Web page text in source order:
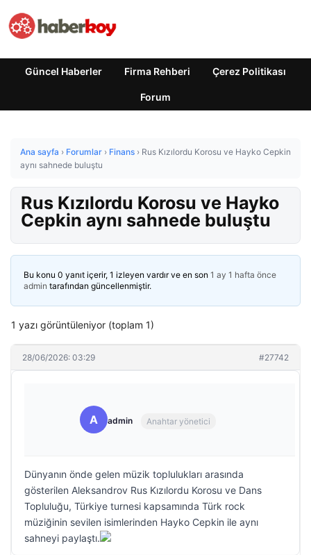
Güncel Haberler Firma Rehberi Çerez Politikası
Forum
Ana sayfa › Forumlar › Finans › Rus Kızılordu Korosu ve Hayko Cepkin
aynı sahnede buluştu
Rus Kızılordu Korosu ve Hayko
Cepkin aynı sahnede buluştu
Bu konu 0 yanıt içerir, 1 izleyen vardır ve en son 1 ay 1 hafta önce
admin tarafından güncellenmiştir.
1 yazı görüntüleniyor (toplam 1)
28/06/2026: 03:29 #27742
A admin Anahtar yönetici
Dünyanın önde gelen müzik toplulukları arasında
gösterilen Aleksandrov Rus Kızılordu Korosu ve Dans
Topluluğu, Türkiye turnesi kapsamında Türk rock
müziğinin sevilen isimlerinden Hayko Cepkin ile aynı
sahneyi paylaştı.